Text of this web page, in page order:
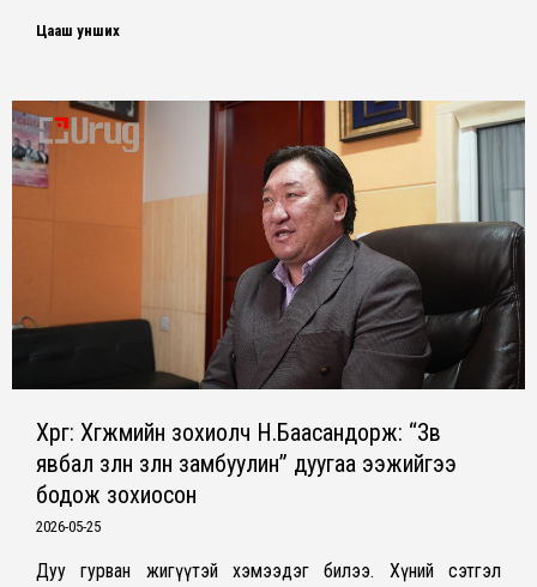
Цааш унших
Хөрөг: Хөгжмийн зохиолч Н.Баасандорж: “Зөв
явбал зөөлөн зөөлөн замбуулин” дуугаа ээжийгээ
бодож зохиосон
2026-05-25
Дуу гурван жигүүтэй хэмээдэг билээ. Хүний сэтгэл